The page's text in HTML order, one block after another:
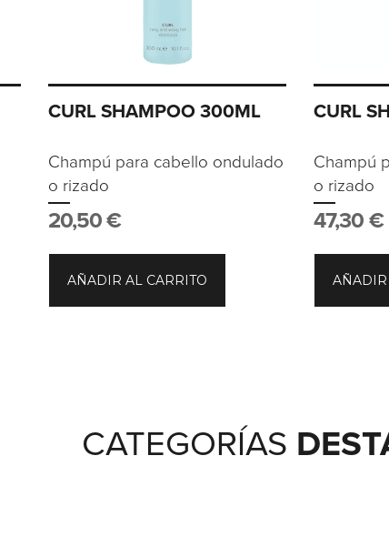
CURL SHAMPOO 300ML
Champú para cabello ondulado
o rizado
20,50€
AÑADIR AL CARRITO
CURL
Champú
o rizado
47,30 €
AÑADIR
CATEGORÍAS